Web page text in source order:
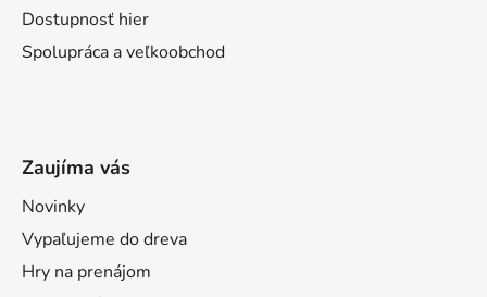
Dostupnosť hier
Spolupráca a veľkoobchod
Zaujíma vás
Novinky
Vypaľujeme do dreva
Hry na prenájom